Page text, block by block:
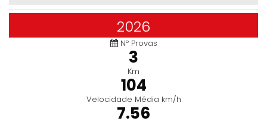
2026
Nº Provas
3
Km
104
Velocidade Média km/h
7.56